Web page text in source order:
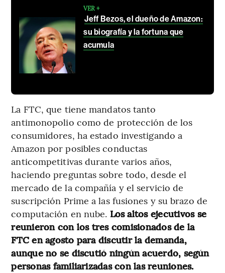
VER +
Jeff Bezos, el dueño de Amazon:
su biografía y la fortuna que
acumula
La FTC, que tiene mandatos tanto
antimonopolio como de protección de los
consumidores, ha estado investigando a
Amazon por posibles conductas
anticompetitivas durante varios años,
haciendo preguntas sobre todo, desde el
mercado de la compañía y el servicio de
suscripción Prime a las fusiones y su brazo de
computación en nube. Los altos ejecutivos se
reunieron con los tres comisionados de la
FTC en agosto para discutir la demanda,
aunque no se discutió ningún acuerdo, según
personas familiarizadas con las reuniones.